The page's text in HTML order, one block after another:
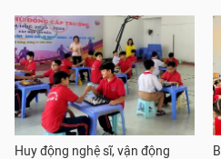
Huy động nghệ sĩ, vận động